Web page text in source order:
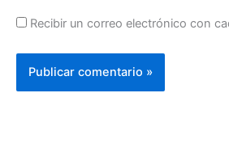
Recibir un correo electrónico con